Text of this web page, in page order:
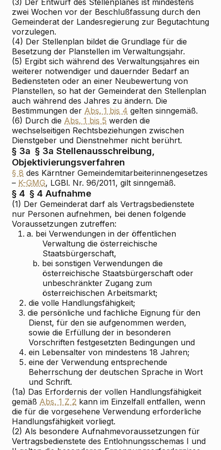
zwei Wochen vor der Beschlußfassung durch den
Gemeinderat der Landesregierung zur Begutachtung
vorzulegen.
(4) Der Stellenplan bildet die Grundlage für die
Besetzung der Planstellen im Verwaltungsjahr.
(5) Ergibt sich während des Verwaltungsjahres ein
weiterer notwendiger und dauernder Bedarf an
Bediensteten oder an einer Neubewertung von
Planstellen, so hat der Gemeinderat den Stellenplan
auch während des Jahres zu ändern. Die
Bestimmungen der Abs. 1 bis 4 gelten sinngemäß.
(6) Durch die Abs. 1 bis 5 werden die
wechselseitigen Rechtsbeziehungen zwischen
Dienstgeber und Dienstnehmer nicht berührt.
§ 3a § 3a Stellenausschreibung,
Objektivierungsverfahren
§ 8 des Kärntner Gemeindemitarbeiterinnengesetzes
– K-GMG, LGBl. Nr. 96/2011, gilt sinngemäß.
§ 4 § 4 Aufnahme
(1) Der Gemeinderat darf als Vertragsbedienstete
nur Personen aufnehmen, bei denen folgende
Voraussetzungen zutreffen:
1. a. bei Verwendungen in der öffentlichen
Verwaltung die österreichische
Staatsbürgerschaft,
b. bei sonstigen Verwendungen die
österreichische Staatsbürgerschaft oder
unbeschränkter Zugang zum
österreichischen Arbeitsmarkt;
2. die volle Handlungsfähigkeit;
3. die persönliche und fachliche Eignung für den
Dienst, für den sie aufgenommen werden,
sowie die Erfüllung der in besonderen
Vorschriften festgesetzten Bedingungen und
4. ein Lebensalter von mindestens 18 Jahren;
5. eine der Verwendung entsprechende
Beherrschung der deutschen Sprache in Wort
und Schrift.
(1a) Das Erfordernis der vollen Handlungsfähigkeit
gemäß Abs. 1 Z 2 kann im Einzelfall entfallen, wenn
die für die vorgesehene Verwendung erforderliche
Handlungsfähigkeit vorliegt.
(2) Als besondere Aufnahmevoraussetzungen für
Vertragsbedienstete des Entlohnungsschemas I und